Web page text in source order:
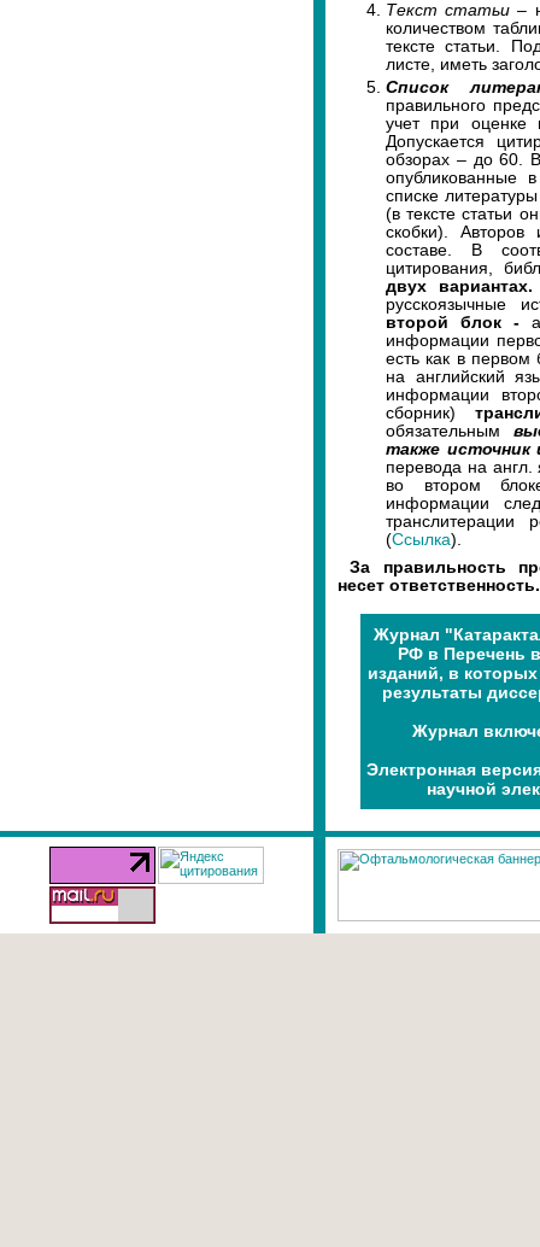
Текст статьи–
количеством
тексте статьи.
листе, иметь
Список
правильного
учет при оценке
Допускается
обзорах – до 60.
опубликованные
списке
(в тексте статьи
скобки).
составе. В
цитирования,
двух
русскоязычные
второй блок -
информации
есть как в первом
на английский
информации
сборник)
обязательным
также
перевода на англ.
во втором
информации
транслитерации
(Ссылка).
За правильность
несет ответственность.
Журнал
РФ в Перечень
изданий, в
результаты
Журнал
Электронная
научной